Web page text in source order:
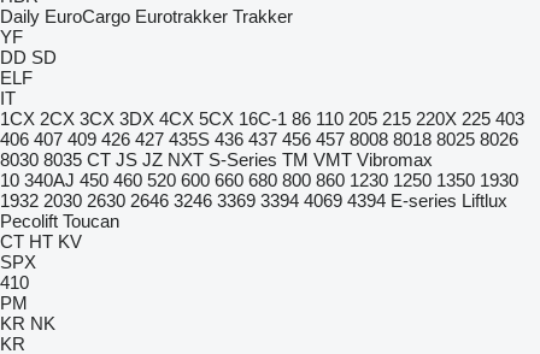
Daily EuroCargo Eurotrakker Trakker
YF
DD SD
ELF
IT
1CX 2CX 3CX 3DX 4CX 5CX 16C-1 86 110 205 215 220X 225 403
406 407 409 426 427 435S 436 437 456 457 8008 8018 8025 8026
8030 8035 CT JS JZ NXT S-Series TM VMT Vibromax
10 340AJ 450 460 520 600 660 680 800 860 1230 1250 1350 1930
1932 2030 2630 2646 3246 3369 3394 4069 4394 E-series Liftlux
Pecolift Toucan
CT HT KV
SPX
410
PM
KR NK
KR